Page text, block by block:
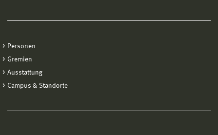
Personen
Gremien
Ausstattung
Campus & Standorte